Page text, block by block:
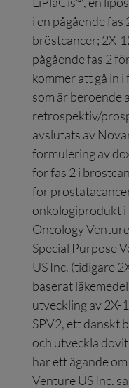
i en pågående
bröstcancer; 2X-
pågående fas 2
kommer att gå in
som är beroende
retrospektiv/
avslutats av
formulering av
för fas 2 i
för
onkologiprodukt i
Oncology
Special Purpose
US Inc. (tidigare
baserat
utveckling av 2X-
SPV2, ett danskt
och utveckla
har ett ägande
Venture US Inc.